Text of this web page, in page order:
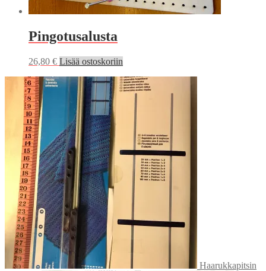
Pingotusalusta
26,80 € Lisää ostoskoriin
Haarukkapitsin